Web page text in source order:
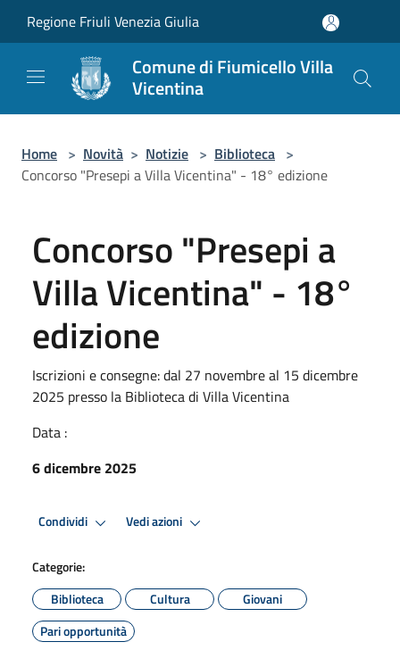
Regione Friuli Venezia Giulia
Comune di Fiumicello Villa
Vicentina
Home > Novità > Notizie > Biblioteca >
Concorso "Presepi a Villa Vicentina" - 18° edizione
Concorso "Presepi a
Villa Vicentina" - 18°
edizione
Iscrizioni e consegne: dal 27 novembre al 15 dicembre
2025 presso la Biblioteca di Villa Vicentina
Data :
6 dicembre 2025
Condividi Vedi azioni
Categorie:
Biblioteca
Cultura
Giovani
Pari opportunità